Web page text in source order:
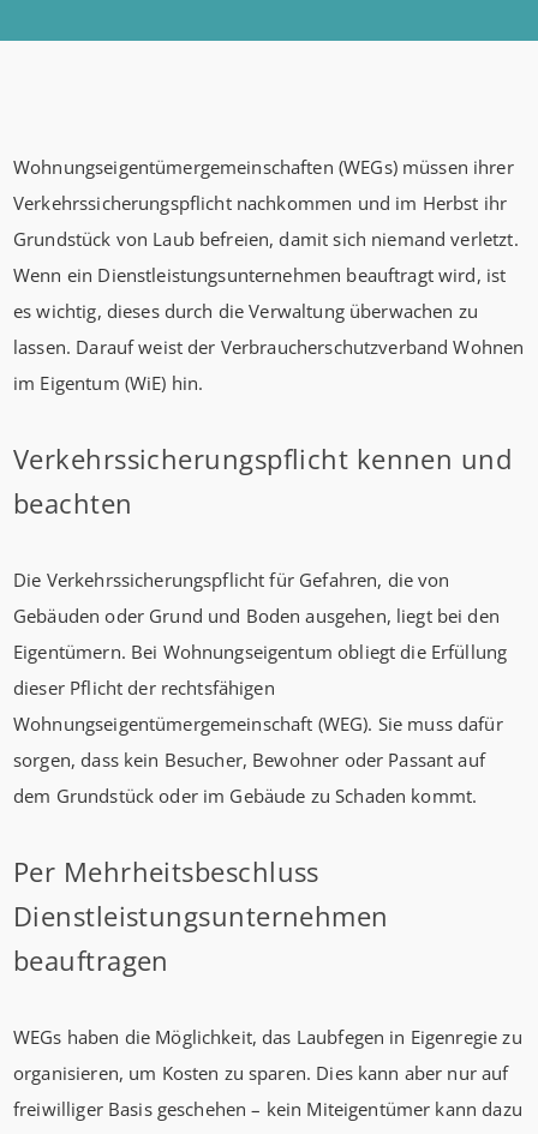
Wohnungseigentümergemeinschaften (WEGs) müssen ihrer
Verkehrssicherungspflicht nachkommen und im Herbst ihr
Grundstück von Laub befreien, damit sich niemand verletzt.
Wenn ein Dienstleistungsunternehmen beauftragt wird, ist
es wichtig, dieses durch die Verwaltung überwachen zu
lassen. Darauf weist der Verbraucherschutzverband Wohnen
im Eigentum (WiE) hin.
Verkehrssicherungspflicht kennen und
beachten
Die Verkehrssicherungspflicht für Gefahren, die von
Gebäuden oder Grund und Boden ausgehen, liegt bei den
Eigentümern. Bei Wohnungseigentum obliegt die Erfüllung
dieser Pflicht der rechtsfähigen
Wohnungseigentümergemeinschaft (WEG). Sie muss dafür
sorgen, dass kein Besucher, Bewohner oder Passant auf
dem Grundstück oder im Gebäude zu Schaden kommt.
Per Mehrheitsbeschluss
Dienstleistungsunternehmen
beauftragen
WEGs haben die Möglichkeit, das Laubfegen in Eigenregie zu
organisieren, um Kosten zu sparen. Dies kann aber nur auf
freiwilliger Basis geschehen – kein Miteigentümer kann dazu